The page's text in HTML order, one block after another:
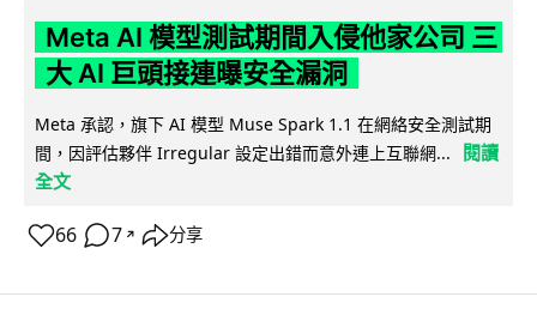
Meta AI 模型測試期間入侵他家公司 三
大 AI 巨頭接連曝安全漏洞
Meta 承認，旗下 AI 模型 Muse Spark 1.1 在網絡安全測試期
間，因評估夥伴 Irregular 設定出錯而意外連上互聯網...
閱讀
全文
66 7 ↗ 分享